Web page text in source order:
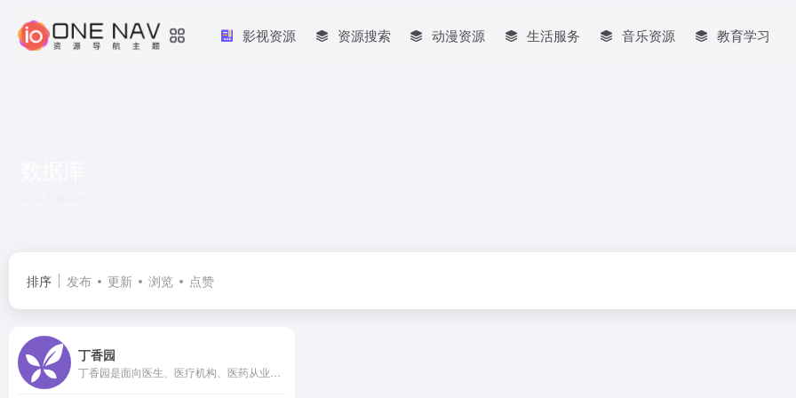
影视资源 资源搜索 动漫资源 生活服务 音乐资源 教育学习
排序 发布 更新 浏览 点赞
丁香园